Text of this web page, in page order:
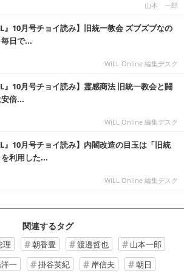
山本 一郎
』10月号チョイ読み】旧統一教会 ズブズブなの
日で...
WiLL Online 編集デスク
』10月号チョイ読み】霊感商法 旧統一教会と闘
倍...
WiLL Online 編集デスク
』10月号チョイ読み】内閣改造の目玉は「旧統
利用した...
WiLL Online 編集デスク
関連するタグ
理 朝香豊 渡邉哲也
山本一郎
一 掛谷英紀 岸信夫 朝日